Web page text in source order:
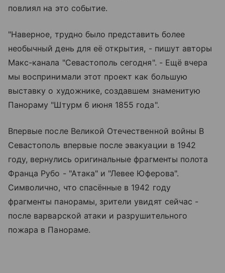
повлиял на это событие.
"Наверное, трудно было представить более
необычный день для её открытия, - пишут авторы
Макс-канала "Севастополь сегодня". - Ещё вчера
мы воспринимали этот проект как большую
выставку о художнике, создавшем знаменитую
Панораму "Штурм 6 июня 1855 года".
Впервые после Великой Отечественной войны В
Севастополь впервые после эвакуации в 1942
году, вернулись оригинальные фрагменты полота
Франца Рубо - "Атака" и "Левее Юферова".
Символично, что спасённые в 1942 году
фрагменты панорамы, зрители увидят сейчас -
после варварской атаки и разрушительного
пожара в Панораме.